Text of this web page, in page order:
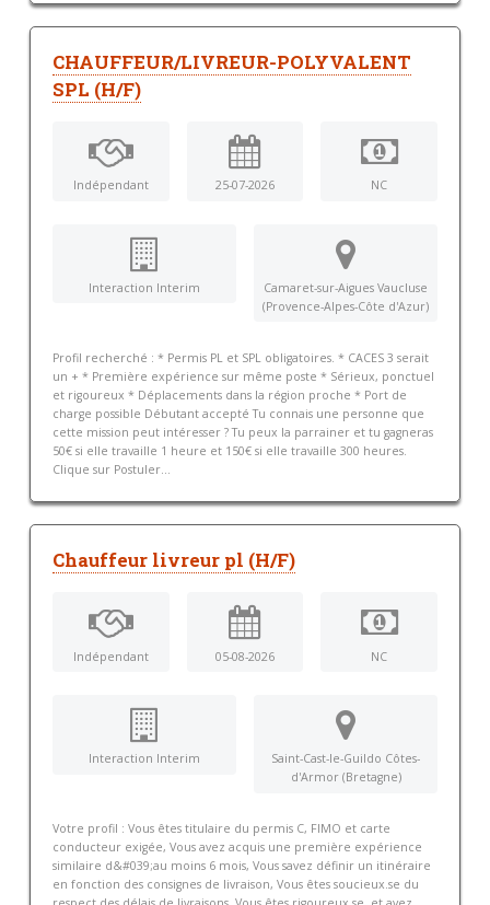
CHAUFFEUR/LIVREUR-POLYVALENT
SPL (H/F)
Indépendant 25-07-2026 NC
Interaction Interim
Camaret-sur-Aigues Vaucluse
(Provence-Alpes-Côte d'Azur)
Profil recherché : * Permis PL et SPL obligatoires. * CACES 3 serait
un + * Première expérience sur même poste * Sérieux, ponctuel
et rigoureux * Déplacements dans la région proche * Port de
charge possible Débutant accepté Tu connais une personne que
cette mission peut intéresser ? Tu peux la parrainer et tu gagneras
50€ si elle travaille 1 heure et 150€ si elle travaille 300 heures.
Clique sur Postuler...
Chauffeur livreur pl (H/F)
Indépendant 05-08-2026 NC
Interaction Interim
Saint-Cast-le-Guildo Côtes-
d'Armor (Bretagne)
Votre profil : Vous êtes titulaire du permis C, FIMO et carte
conducteur exigée, Vous avez acquis une première expérience
similaire d&#039;au moins 6 mois, Vous savez définir un itinéraire
en fonction des consignes de livraison, Vous êtes soucieux.se du